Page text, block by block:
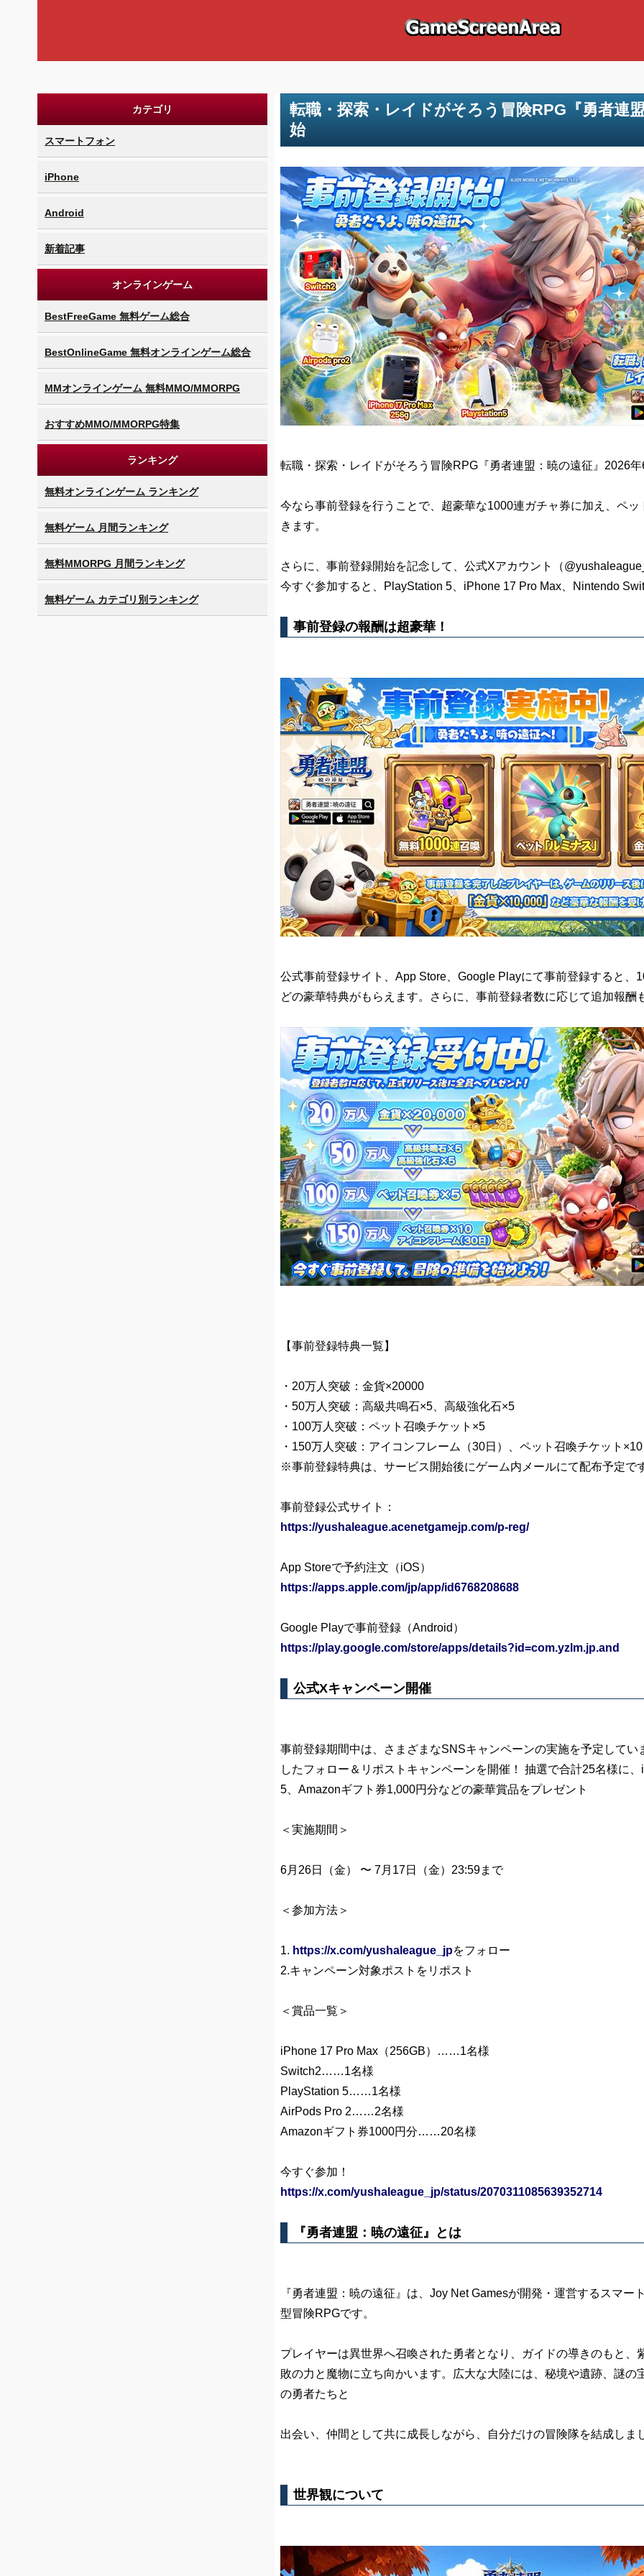
カテゴリ
スマートフォン
iPhone
Android
新着記事
オンラインゲーム
BestFreeGame 無料ゲーム総合
BestOnlineGame 無料オンラインゲーム総合
MMオンラインゲーム 無料MMO/MMORPG
おすすめMMO/MMORPG特集
ランキング
無料オンラインゲーム ランキング
無料ゲーム 月間ランキング
無料MMORPG 月間ランキング
無料ゲーム カテゴリ別ランキング
転職・探索・レイドがそろう冒険RPG『勇者連
始
転職・探索・レイドがそろう冒険RPG『勇者連盟：暁の遠征』2026
今なら事前登録を行うことで、超豪華な1000連ガチャ券に加え、ペ
きます。
さらに、事前登録開始を記念して、公式Xアカウント（
今すぐ参加すると、PlayStation 5、iPhone 17 Pro Max、Nintendo
事前登録の報酬は超豪華！
公式事前登録サイト、App Store、Google Playにて事前登録すると
どの豪華特典がもらえます。さらに、事前登録者数に応じて追加報酬
【事前登録特典一覧】
・20万人突破：金貨×20000
・50万人突破：高級共鳴石×5、高級強化石×5
・100万人突破：ペット召喚チケット×5
・150万人突破：アイコンフレーム（30日）、ペット召喚チケット×10
※事前登録特典は、サービス開始後にゲーム内メールにて配布予定で
事前登録公式サイト：
https://yushaleague.acenetgamejp.com/p-reg/
App Storeで予約注文（iOS）
https://apps.apple.com/jp/app/id6768208688
Google Playで事前登録（Android）
https://play.google.com/store/apps/details?id=com.yzlm.jp.and
公式Xキャンペーン開催
事前登録期間中は、さまざまなSNSキャンペーンの実施を予定して
したフォロー＆リポストキャンペーンを開催！ 抽選で合計25名様に
5、Amazonギフト券1,000円分などの豪華賞品をプレゼント
＜実施期間＞
6月26日（金） 〜 7月17日（金）23:59まで
＜参加方法＞
1. https://x.com/yushaleague_jpをフォロー
2.キャンペーン対象ポストをリポスト
＜賞品一覧＞
iPhone 17 Pro Max（256GB）……1名様
Switch2……1名様
PlayStation 5……1名様
AirPods Pro 2……2名様
Amazonギフト券1000円分……20名様
今すぐ参加！
https://x.com/yushaleague_jp/status/2070311085639352714
『勇者連盟：暁の遠征』とは
『勇者連盟：暁の遠征』は、Joy Net Gamesが開発・運営するスマ
型冒険RPGです。
プレイヤーは異世界へ召喚された勇者となり、ガイドの導きのもと
敗の力と魔物に立ち向かいます。広大な大陸には、秘境や遺跡、謎
の勇者たちと
出会い、仲間として共に成長しながら、自分だけの冒険隊を結成しま
世界観について